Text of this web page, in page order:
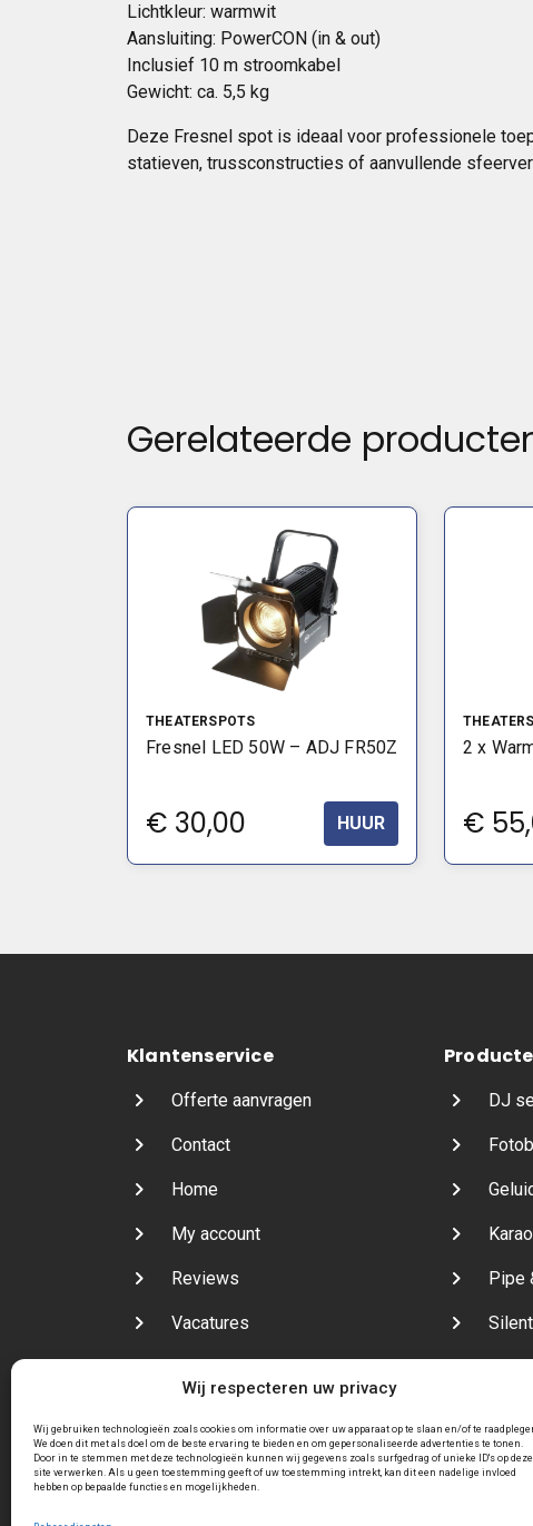
Wij respecteren uw privacy
Wij gebruiken technologieën zoals cookies om informatie over uw apparaat op te slaan en/of te
We doen dit met als doel om de beste ervaring te bieden en om gepersonaliseerde advertenties te tonen.
Door in te stemmen met deze technologieën kunnen wij gegevens zoals surfgedrag of unieke ID's op deze
site verwerken. Als u geen toestemming geeft of uw toestemming intrekt, kan dit een nadelige invloed
hebben op bepaalde functies en mogelijkheden.
Lichtkleur: warmwit
Aansluiting: PowerCON (in & out)
Inclusief 10 m stroomkabel
Gewicht: ca. 5,5 kg
Deze Fresnel spot is ideaal voor professionele
statieven, trussconstructies of aanvullende
Gerelateerde
THEATERSPOTS
Fresnel LED 50W – ADJ FR50Z
€ 30,00 HUUR
2 x
€
Klantenservice
Offerte aanvragen
Contact
Home
My account
Reviews
Vacatures
DJ
Pipe